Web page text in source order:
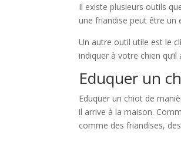
Il existe plusieurs outils
une friandise peut être
Un autre outil utile est le
indiquer à votre chien
Eduquer un
Eduquer un chiot de
il arrive à la maison.
comme des friandises,